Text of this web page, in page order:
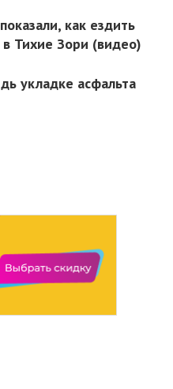
как ездить
в Тихие Зори (видео)
укладке асфальта